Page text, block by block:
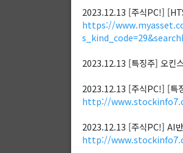
2023.12.13 [주식PC!]
https://
2023.12.13 [특징주] 오킨
2023.12.13 [주식PC!] [특
http://
2023.12.13 [주식PC!] AI
http://